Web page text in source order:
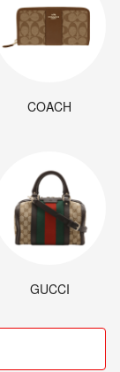
COACH
GUCCI